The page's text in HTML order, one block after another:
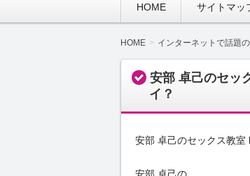
HOME サイトマッ
HOME インターネットで話題
安部 卓己のセッ
イ？
安部 卓己のセックス教室